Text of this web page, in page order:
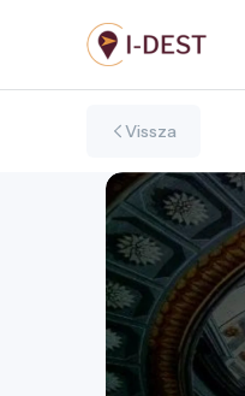
tartalomra
Vissza